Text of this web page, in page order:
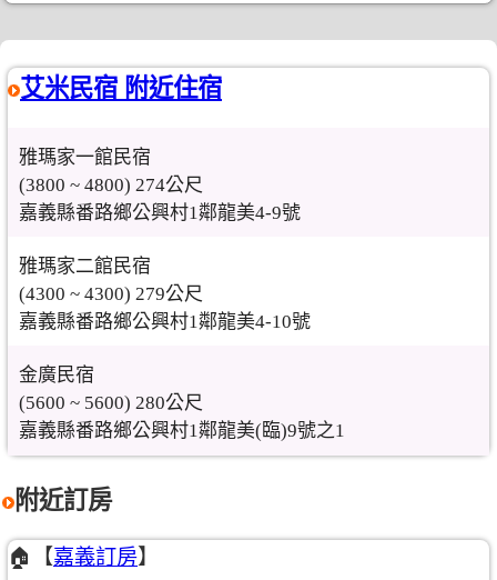
艾米民宿 附近住宿
雅瑪家一館民宿
(3800 ~ 4800) 274公尺
嘉義縣番路鄉公興村1鄰龍美4-9號
雅瑪家二館民宿
(4300 ~ 4300) 279公尺
嘉義縣番路鄉公興村1鄰龍美4-10號
金廣民宿
(5600 ~ 5600) 280公尺
嘉義縣番路鄉公興村1鄰龍美(臨)9號之1
附近訂房
🏠【嘉義訂房】